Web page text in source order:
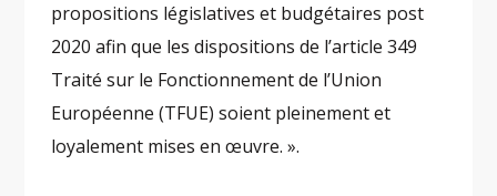
propositions législatives et budgétaires post
2020 afin que les dispositions de l’article 349
Traité sur le Fonctionnement de l’Union
Européenne (TFUE) soient pleinement et
loyalement mises en œuvre. ».